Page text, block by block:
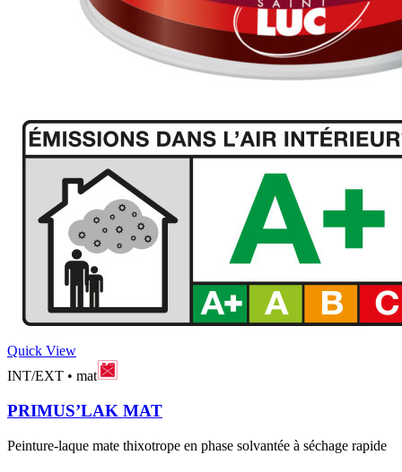
Quick View
INT/EXT • mat
PRIMUS’LAK MAT
Peinture-laque mate thixotrope en phase solvantée à séchage rapide